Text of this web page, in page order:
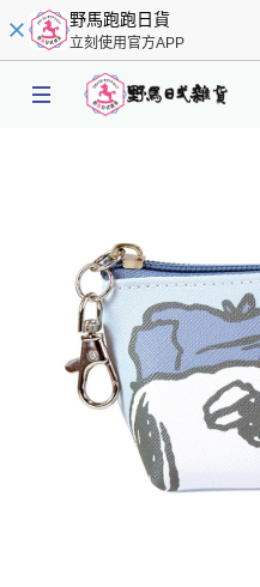
野馬跑跑日貨
立刻使用官方APP